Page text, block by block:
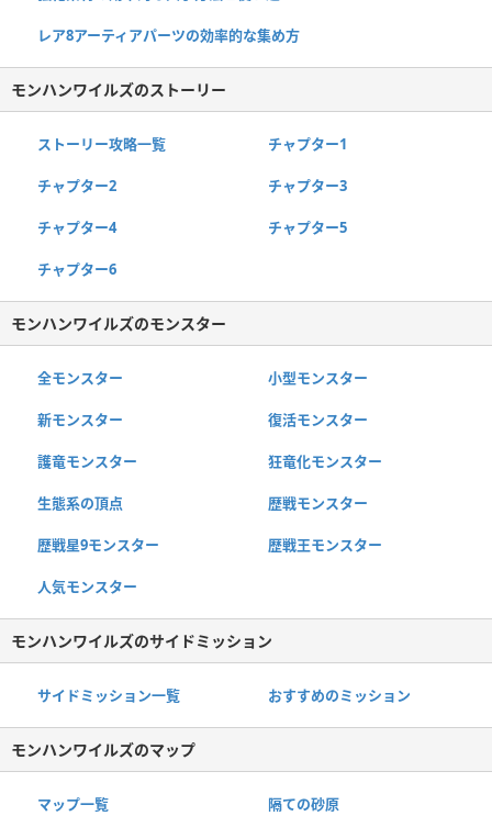
レア8アーティアパーツの効率的な集め方
モンハンワイルズのストーリー
ストーリー攻略一覧 チャプター1
チャプター2 チャプター3
チャプター4 チャプター5
チャプター6
モンハンワイルズのモンスター
全モンスター 小型モンスター
新モンスター 復活モンスター
護竜モンスター 狂竜化モンスター
生態系の頂点 歴戦モンスター
歴戦星9モンスター 歴戦王モンスター
人気モンスター
モンハンワイルズのサイドミッション
サイドミッション一覧 おすすめのミッション
モンハンワイルズのマップ
マップ一覧 隔ての砂原